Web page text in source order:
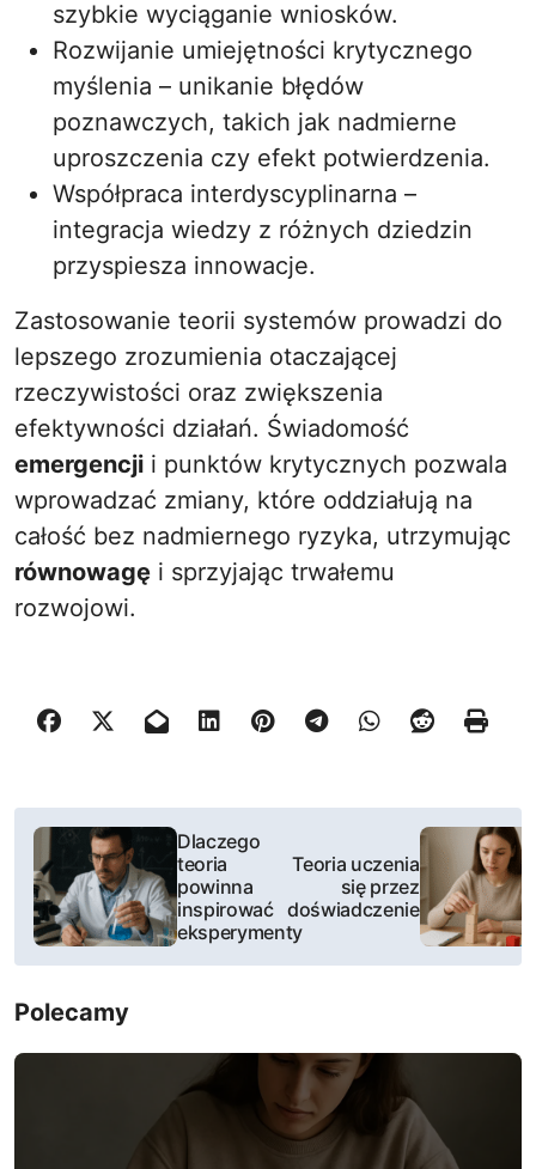
szybkie wyciąganie wniosków.
Rozwijanie umiejętności krytycznego
myślenia – unikanie błędów
poznawczych, takich jak nadmierne
uproszczenia czy efekt potwierdzenia.
Współpraca interdyscyplinarna –
integracja wiedzy z różnych dziedzin
przyspiesza innowacje.
Zastosowanie teorii systemów prowadzi do
lepszego zrozumienia otaczającej
rzeczywistości oraz zwiększenia
efektywności działań. Świadomość
emergencji i punktów krytycznych pozwala
wprowadzać zmiany, które oddziałują na
całość bez nadmiernego ryzyka, utrzymując
równowagę i sprzyjając trwałemu
rozwojowi.
N
w
i
g
a
Dlaczego
teoria
powinna
inspirować
eksperymenty
Teoria uczenia
się przez
doświadczenie
Polecamy